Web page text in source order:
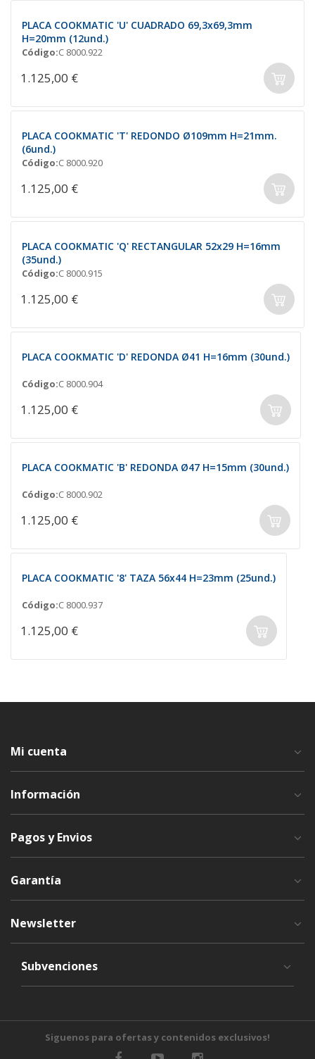
PLACA COOKMATIC 'U' CUADRADO 69,3x69,3mm
H=20mm (12und.)
Código:C 8000.922
1.125,00 €
PLACA COOKMATIC 'T' REDONDO Ø109mm H=21mm.
(6und.)
Código:C 8000.920
1.125,00 €
PLACA COOKMATIC 'Q' RECTANGULAR 52x29 H=16mm
(35und.)
Código:C 8000.915
1.125,00 €
PLACA COOKMATIC 'D' REDONDA Ø41 H=16mm (30und.)
Código:C 8000.904
1.125,00 €
PLACA COOKMATIC 'B' REDONDA Ø47 H=15mm (30und.)
Código:C 8000.902
1.125,00 €
PLACA COOKMATIC '8' TAZA 56x44 H=23mm (25und.)
Código:C 8000.937
1.125,00 €
Mi cuenta
Información
Pagos y Envios
Garantía
Newsletter
Subvenciones
Siguenos para ofertas y contenidos exclusivos!